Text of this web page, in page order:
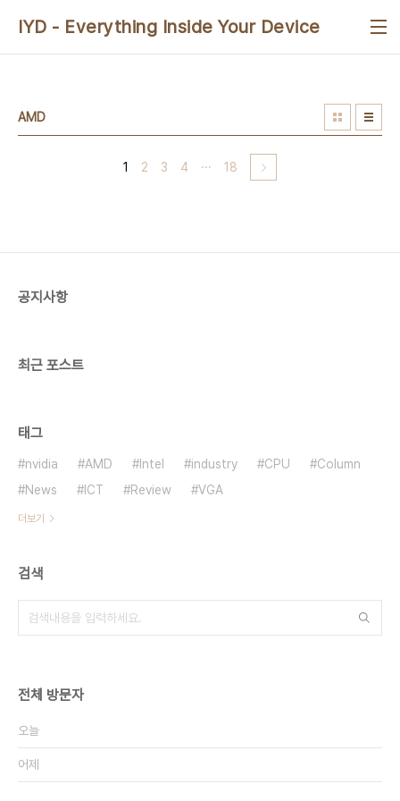
IYD - Everything Inside Your Device
AMD
1 2 3 4 ··· 18
공지사항
최근 포스트
태그
nvidia AMD Intel industry CPU
Column
News
ICT Review VGA
더보기
검색
전체 방문자
오늘
어제